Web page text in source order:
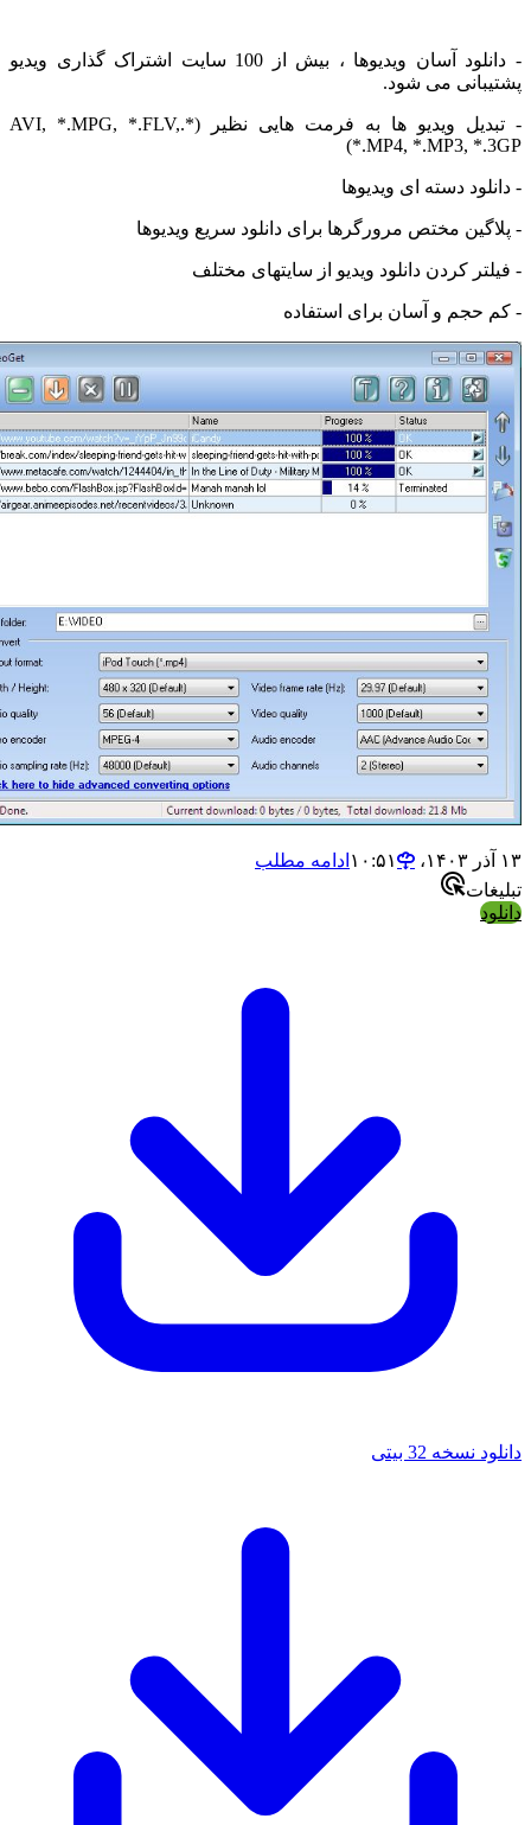
- دانلود آسان ویدیوها ، بیش از 100 سایت اشتراک گذاری ویدیو
می شود.
- تبدیل ویدیو ها به فرمت هایی نظیر (*.AVI, *.MPG, *.FLV,
*.MP4, *.MP3,
دسته ای ویدیوها
مختص مرورگرها برای دانلود سریع ویدیوها
کردن دانلود ویدیو از سایتهای مختلف
و آسان برای استفاده
ادامه مطلب
32 بیتی